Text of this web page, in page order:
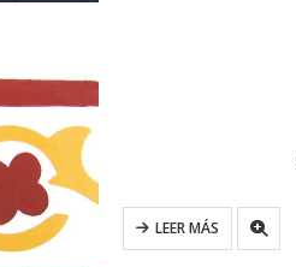
LEER MÁS